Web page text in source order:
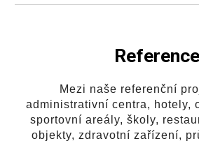
Reference
Mezi naše referenční
administrativní centra, hotely,
sportovní areály, školy,
objekty, zdravotní zařízení,